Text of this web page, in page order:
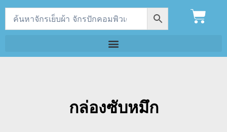
กล่องซับหมึก